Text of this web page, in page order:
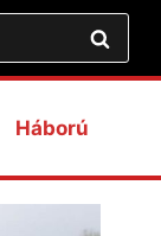
Háború